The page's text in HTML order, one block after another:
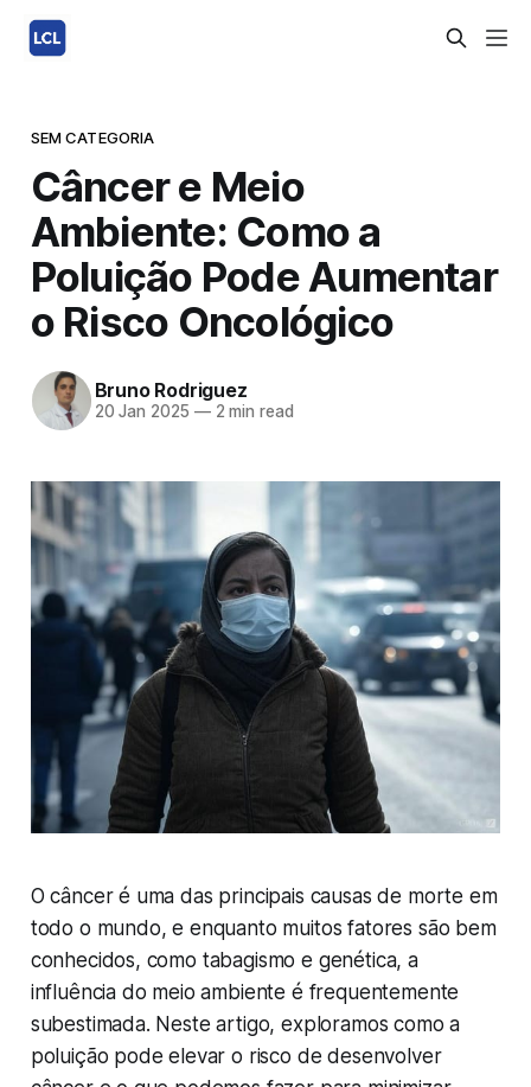
SEM CATEGORIA
Câncer e Meio
Ambiente: Como a
Poluição Pode Aumentar
o Risco Oncológico
Bruno Rodriguez
20 Jan 2025 —2 min read
O câncer é uma das principais causas de morte em
todo o mundo, e enquanto muitos fatores são bem
conhecidos, como tabagismo e genética, a
influência do meio ambiente é frequentemente
subestimada. Neste artigo, exploramos como a
poluição pode elevar o risco de desenvolver